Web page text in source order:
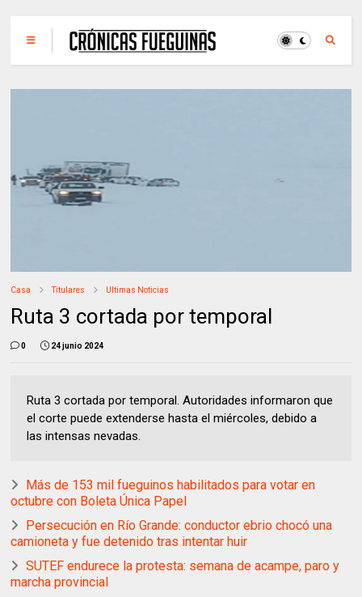
Casa Titulares Ultimas Noticias
Ruta 3 cortada por temporal
0 24 junio 2024
Ruta 3 cortada por temporal. Autoridades informaron que
el corte puede extenderse hasta el miércoles, debido a
las intensas nevadas.
Más de 153 mil fueguinos habilitados para votar en
octubre con Boleta Única Papel
Persecución en Río Grande: conductor ebrio chocó una
camioneta y fue detenido tras intentar huir
SUTEF endurece la protesta: semana de acampe, paro y
marcha provincial